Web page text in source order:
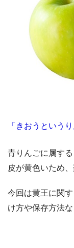
「きおうという
青りんごに属す
皮が黄色いため
今回は黄王に関
け方や保存方法